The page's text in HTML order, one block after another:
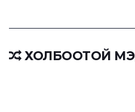
ХОЛБООТОЙ